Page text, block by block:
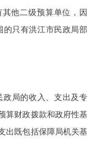
他二级预算单位，因
只有洪江市民政局部
局的收入、支出及专
算财政拨款和政府性基
出既包括保障局机关基